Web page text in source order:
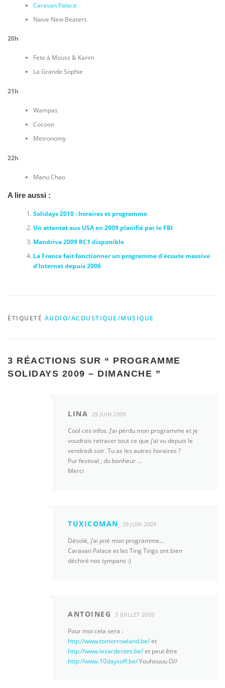
Caravan Palace
Naive New Beaters
20h
Fete à Mouss & Karim
La Grande Sophie
21h
Wampas
Cocoon
Metronomy
22h
Manu Chao
A lire aussi :
Solidays 2010 : horaires et programme
Un attentat aux USA en 2009 planifié par le FBI
Mandriva 2009 RC1 disponible
La France fait fonctionner un programme d’écoute massive
d’Internet depuis 2006
ÉTIQUETÉ AUDIO/ACOUSTIQUE/MUSIQUE
3 RÉACTIONS SUR “ PROGRAMME
SOLIDAYS 2009 – DIMANCHE ”
LINA 29 JUIN 2009
Cool ces infos. J’ai perdu mon programme et je
voudrais retracer tout ce que j’ai vu depuis le
vendredi soir. Tu as les autres horaires ?
Pur festival ; du bonheur …
Merci
TUXICOMAN 29 JUIN 2009
Désolé, j’ai jeté mon programme…
Caravan Palace et les Ting Tings ont bien
déchiré nos tympans :)
ANTOINEG 3 JUILLET 2009
Pour moi cela sera :
http://www.tomorrowland.be/et
http://www.lesardentes.be/et peut être
http://www.10daysoff.be/Youhouuu O//